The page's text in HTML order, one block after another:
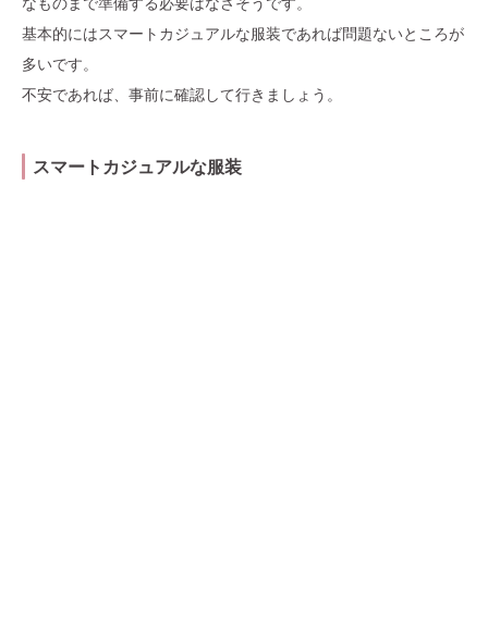
基本的にはスマートカジュアルな服装であれば問題ないところが
多いです。
不安であれば、事前に確認して行きましょう。
スマートカジュアルな服装